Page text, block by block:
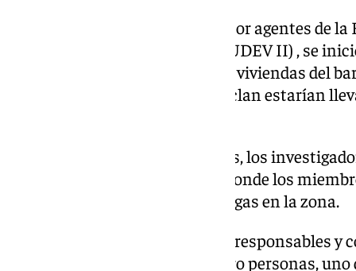
Esta operación, llevada a cabo por agentes de
de la Comisaría de Fuengirola (UDEV II) , se
la posible venta de droga en dos viviendas del
varios miembros de un mismo clan estarían
Continuando con las diligencias, los
domicilios, dos en total, desde donde los
presuntamente el tráfico de drogas en la zona.
Una vez identificados todos los responsables y
procedió a la detención de cuatro personas,